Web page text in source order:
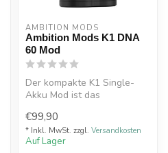
AMBITION MODS
Ambition Mods K1 DNA
60 Mod
Der kompakte K1 Single-
Akku Mod ist das
einer gelungenen...
€99,90
* Inkl. MwSt. zzgl. Versandkosten
Auf Lager